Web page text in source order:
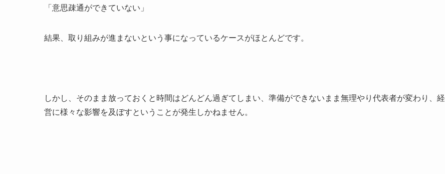
「意思疎通ができていない」
結果、取り組みが進まないという事になっているケースがほとんどです。
しかし、そのまま放っておくと時間はどんどん過ぎてしまい、準備ができないまま無理やり代表者が変わり、経
営に様々な影響を及ぼすということが発生しかねません。